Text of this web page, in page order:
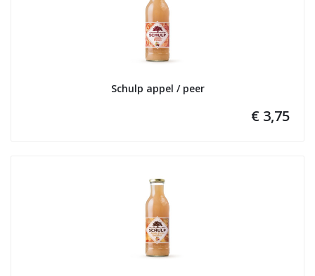
Schulp appel / peer
€ 3,75